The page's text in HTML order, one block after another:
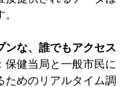
ンな、誰でもアクセス
：保健当局と一般市民に
ためのリアルタイム調